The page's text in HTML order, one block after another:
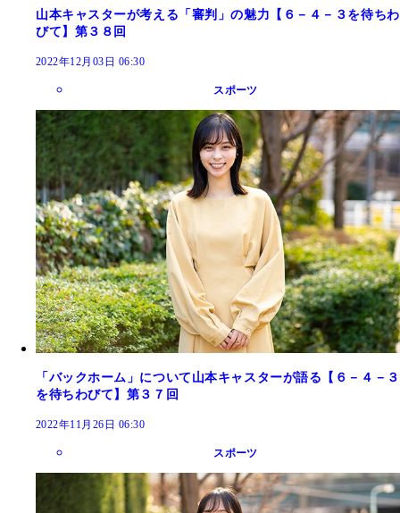
山本キャスターが考える「審判」の魅力【６－４－３を待ちわ
びて】第３８回
2022年12月03日 06:30
スポーツ
「バックホーム」について山本キャスターが語る【６－４－３
を待ちわびて】第３７回
2022年11月26日 06:30
スポーツ